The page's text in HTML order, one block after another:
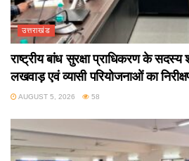
उत्तराखंड
राष्ट्रीय बांध सुरक्षा प्राधिकरण के सदस्य
लखवाड़ एवं व्यासी परियोजनाओं का
AUGUST 5, 2026 58